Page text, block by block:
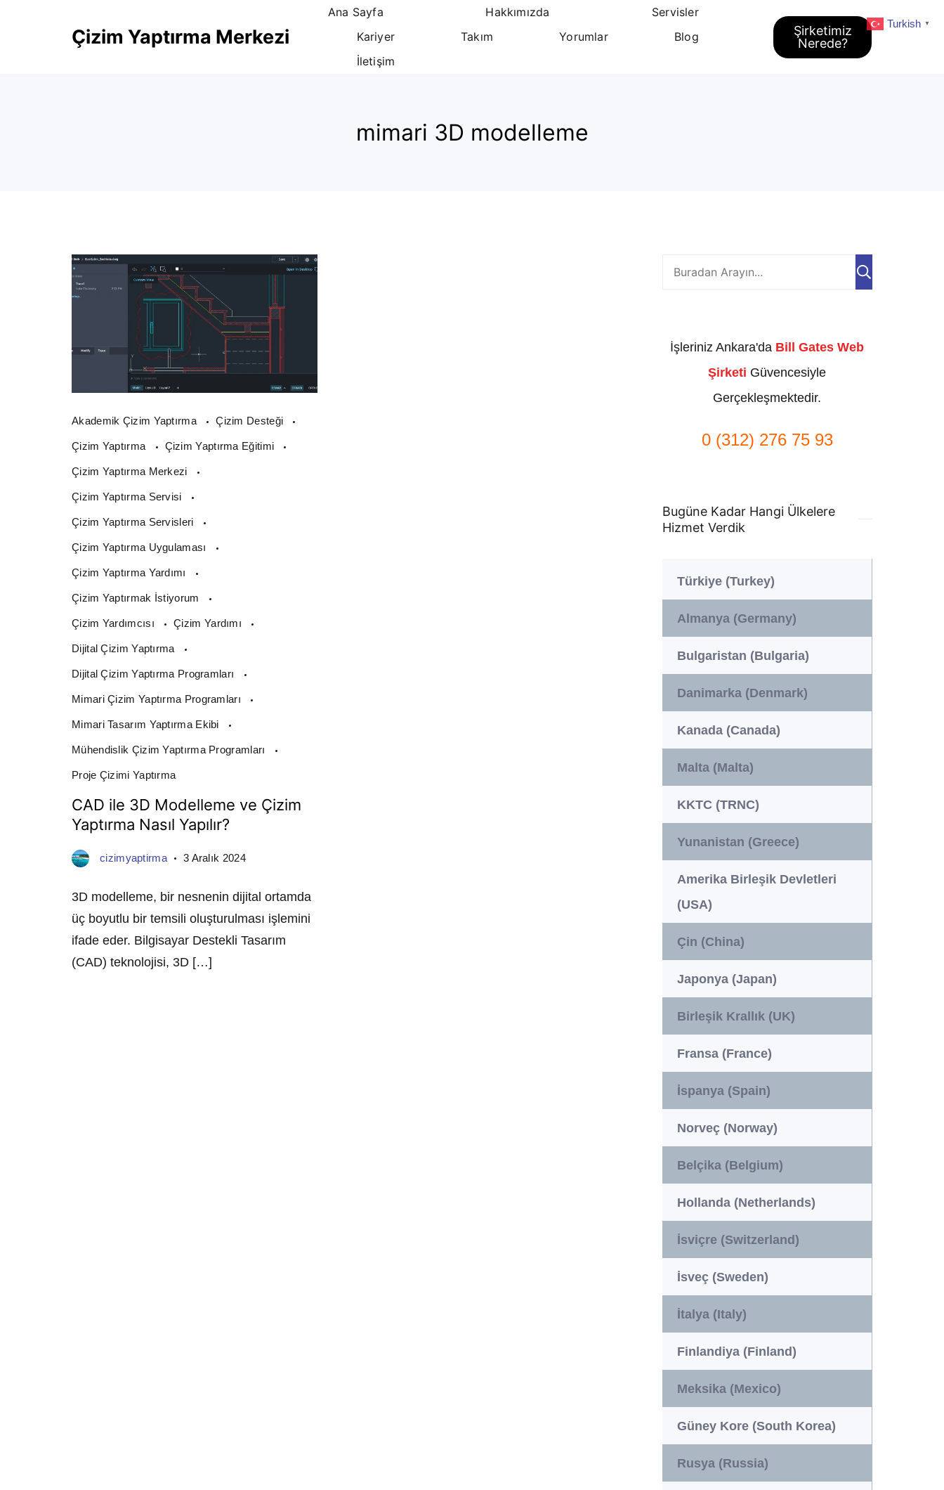
Çizim Yaptırma Merkezi
Ana Sayfa Hakkımızda
Servisler
Kariyer
Takım Yorumlar
Blog
İletişim
Şirketimiz
Nerede?
mimari 3D modelleme
Akademik Çizim Yaptırma Çizim Desteği
Çizim Yaptırma Çizim Yaptırma Eğitimi
Çizim Yaptırma Merkezi
Çizim Yaptırma Servisi
Çizim Yaptırma Servisleri
Çizim Yaptırma Uygulaması
Çizim Yaptırma Yardımı
Çizim Yaptırmak İstiyorum
Çizim Yardımcısı Çizim Yardımı
Dijital Çizim Yaptırma
Dijital Çizim Yaptırma Programları
Mimari Çizim Yaptırma Programları
Mimari Tasarım Yaptırma Ekibi
Mühendislik Çizim Yaptırma Programları
Proje Çizimi Yaptırma
CAD ile 3D Modelleme ve Çizim
Yaptırma Nasıl Yapılır?
cizimyaptirma 3 Aralık 2024
3D modelleme, bir nesnenin dijital ortamda
üç boyutlu bir temsili oluşturulması işlemini
ifade eder. Bilgisayar Destekli Tasarım
(CAD) teknolojisi, 3D […]
İşleriniz Ankara'da Bill Gates Web
Şirketi Güvencesiyle
Gerçekleşmektedir.
0 (312) 276 75 93
Bugüne Kadar Hangi Ülkelere
Hizmet Verdik
Türkiye (Turkey)
Almanya (Germany)
Bulgaristan (Bulgaria)
Danimarka (Denmark)
Kanada (Canada)
Malta (Malta)
KKTC (TRNC)
Yunanistan (Greece)
Amerika Birleşik Devletleri
(USA)
Çin (China)
Japonya (Japan)
Birleşik Krallık (UK)
Fransa (France)
İspanya (Spain)
Norveç (Norway)
Belçika (Belgium)
Hollanda (Netherlands)
İsviçre (Switzerland)
İsveç (Sweden)
İtalya (Italy)
Finlandiya (Finland)
Meksika (Mexico)
Güney Kore (South Korea)
Rusya (Russia)
Turkish ▼